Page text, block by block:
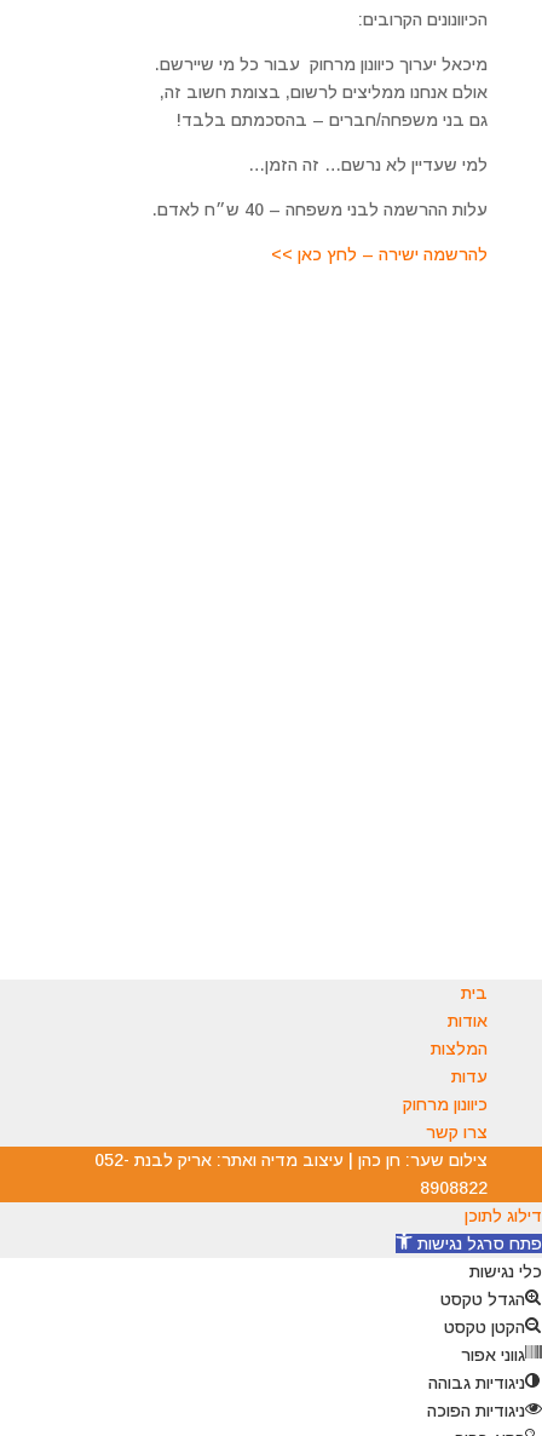
הכיוונונים הקרובים:
מיכאל יערוך כיוונון מרחוק עבור כל מי שיירשם.
אולם אנחנו ממליצים לרשום, בצומת חשוב זה,
גם בני משפחה/חברים – בהסכמתם בלבד!
למי שעדיין לא נרשם… זה הזמן…
עלות ההרשמה לבני משפחה – 40 ש״ח לאדם.
להרשמה ישירה – לחץ כאן >>
בית
אודות
המלצות
עדות
כיוונון מרחוק
צרו קשר
צילום שער: חן כהן | עיצוב מדיה ואתר: אריק לבנת 052-
8908822
דילוג לתוכן
פתח סרגל נגישות
כלי נגישות
הגדל טקסט
הקטן טקסט
גווני אפור
ניגודיות גבוהה
ניגודיות הפוכה